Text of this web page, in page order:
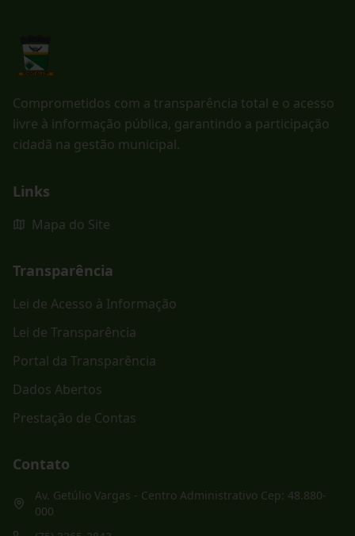
Comprometidos com a transparência total e o acesso
livre à informação pública, garantindo a participação
cidadã na gestão municipal.
Links
Mapa do Site
Transparência
Lei de Acesso à Informação
Lei de Transparência
Portal da Transparência
Dados Abertos
Prestação de Contas
Contato
Av. Getúlio Vargas - Centro Administrativo Cep: 48.880-
000